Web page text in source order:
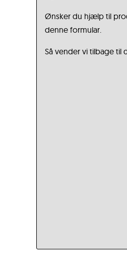
Ønsker du hjælp til
denne formular.
Så vender vi tilbage til